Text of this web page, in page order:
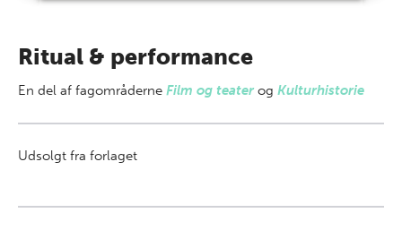
Ritual & performance
En del af fagområderne Film og teaterog Kulturhistorie
Udsolgt fra forlaget